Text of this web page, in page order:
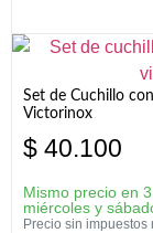
Set de Cuchillo
Victorinox
$ 40.100
Mismo precio en
miércoles y
Precio sin impuestos